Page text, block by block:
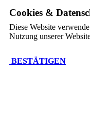
Cookies &
Diese Website
Nutzung unserer
BESTÄTIGEN